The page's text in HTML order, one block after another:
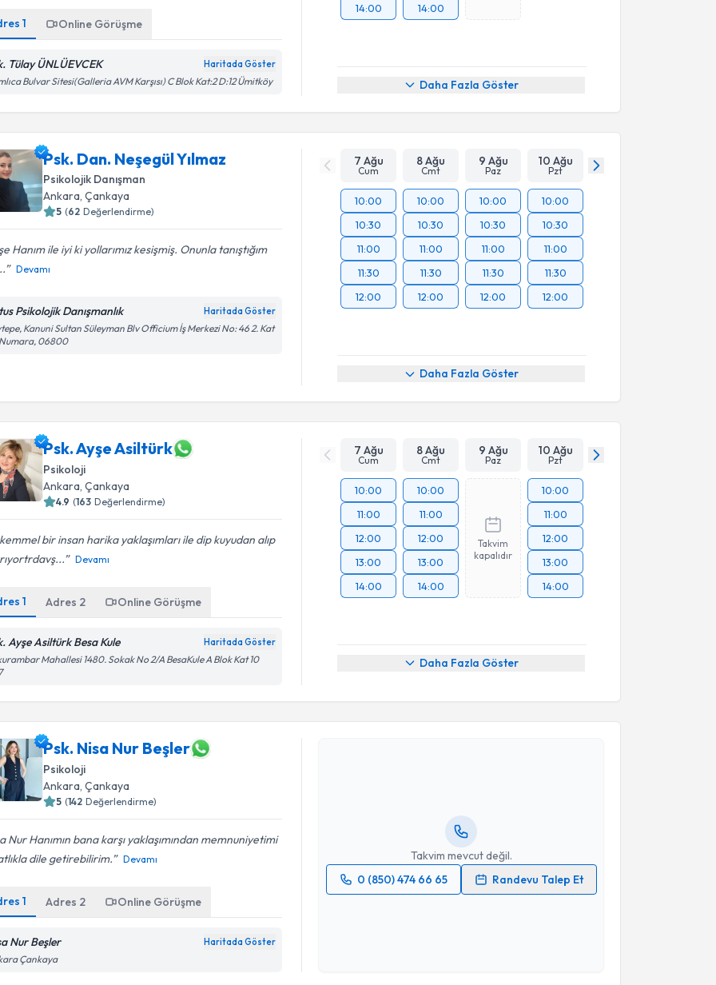
1 Online Görüşme
Tülay ÜNLÜEVCEK Haritada Göster
Bulvar Sitesi(Galleria AVM Karşısı) C Blok Kat:2 D:12 Ümitköy
14:00
14:00
Daha Fazla Göster
Psk. Dan. Neşegül Yılmaz
Psikolojik Danışman
Ankara, Çankaya
5 (62 Değerlendirme)
Hanım ile iyi ki yollarımız kesişmiş. Onunla tanıştığım
Devamı
Psikolojik Danışmanlık Haritada Göster
Kanuni Sultan Süleyman Blv Officium İş Merkezi No: 46 2. Kat
06800
7 Ağu
Cum
8 Ağu
Cmt
9 Ağu
Paz
10 Ağu
Pzt
10:00
10:30
11:00
11:30
12:00
10:00
10:30
11:00
11:30
12:00
10:00
10:30
11:00
11:30
12:00
10:00
10:30
11:00
11:30
12:00
Daha Fazla Göster
Psk. Ayşe Asiltürk
Psikoloji
Ankara , Çankaya
4.9 (163 Değerlendirme)
bir insan harika yaklaşımları ile dip kuyudan alıp
Devamı
1 Adres 2 Online Görüşme
Ayşe Asiltürk Besa Kule Haritada Göster
Mahallesi 1480. Sokak No 2/A BesaKule A Blok Kat 10
7 Ağu
Cum
8 Ağu
Cmt
9 Ağu
Paz
10 Ağu
Pzt
10:00
11:00
12:00
13:00
14:00
10:00
11:00
12:00
13:00
14:00
Takvim
kapalıdır
10:00
11:00
12:00
13:00
14:00
Daha Fazla Göster
Psk. Nisa Nur Beşler
Psikoloji
Ankara , Çankaya
5 (142 Değerlendirme)
Nur Hanımın bana karşı yaklaşımından memnuniyetimi
dile getirebilirim.
Devamı
1 Adres 2 Online Görüşme
Nur Beşler Haritada Göster
Çankaya
Takvim mevcut değil.
0 (850) 474 66 65
Randevu Talep Et